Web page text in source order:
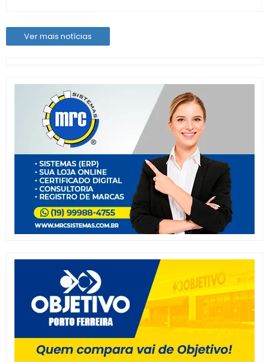
Ver mais notícias